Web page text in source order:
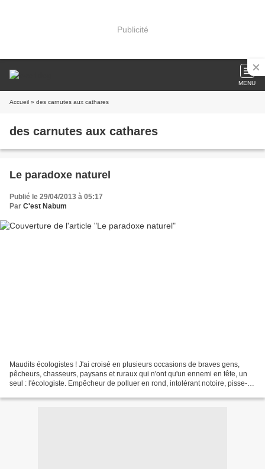
Publicité
MENU
Accueil » des carnutes aux cathares
des carnutes aux cathares
Le paradoxe naturel
Publié le 29/04/2013 à 05:17
Par C'est Nabum
Maudits écologistes ! J'ai croisé en plusieurs occasions de braves gens,
pêcheurs, chasseurs, paysans et ruraux qui n'ont qu'un ennemi en tête, un
seul : l'écologiste. Empêcheur de polluer en rond, intolérant notoire, pisse-